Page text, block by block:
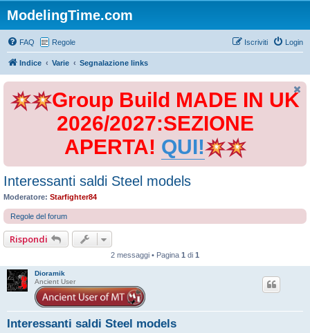
ModelingTime.com
FAQ Regole Login
Iscriviti
Indice Varie Segnalazione links
Group Build MADE IN UK
2026/2027:SEZIONE
APERTA! QUI!
Interessanti saldi Steel models
Moderatore: Starfighter84
Regole del forum
Rispondi
2 messaggi • Pagina 1 di 1
Dioramik
Ancient User
Interessanti saldi Steel models